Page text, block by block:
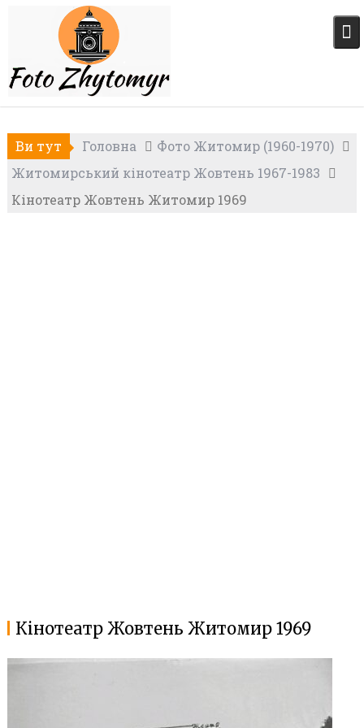
Ви тут Головна
Фото Житомир (1960-1970)
Житомирський кінотеатр Жовтень 1967-1983
Кінотеатр Жовтень Житомир 1969
Кінотеатр Жовтень Житомир 1969